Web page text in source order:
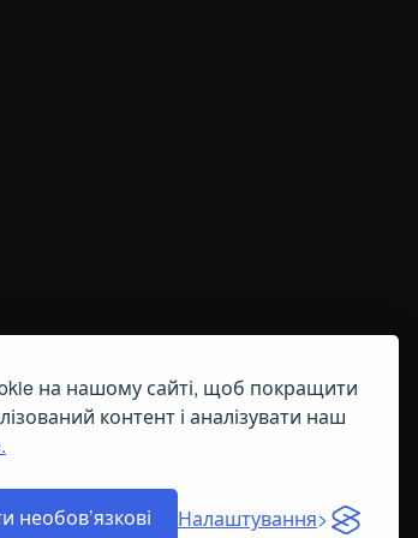
на нашому сайті, щоб покращити
контент і аналізувати наш
необов’язкові Налаштування